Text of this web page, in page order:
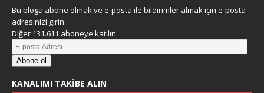
Bu bloga abone olmak ve e-posta ile bildirimler almak için e-posta
adresinizi girin.
Diğer 131.611 aboneye katılın
Abone ol
KANALIMI TAKIBE ALIN